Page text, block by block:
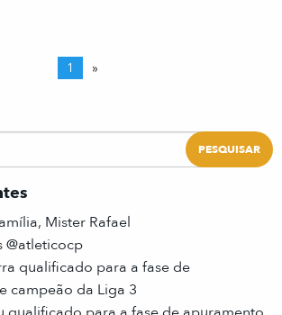
1 »
Mister Rafael
@atleticocp
qualificado para a fase de
campeão da Liga 3